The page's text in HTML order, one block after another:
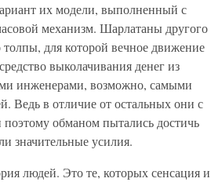
их модели, выполненный с
механизм. Шарлатаны другого
толпы, для которой вечное движение
выколачивания денег из
инженерами, возможно, самыми
Ведь в отличие от остальных они с
обманом пытались достичь
значительные усилия.
людей. Это те, которых сенсация и